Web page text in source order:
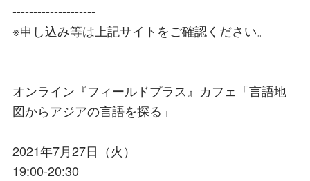
--------------------
※申し込み等は上記サイトをご確認ください。
オンライン『フィールドプラス』カフェ「言語地
図からアジアの言語を探る」
2021年7月27日（火）
19:00-20:30